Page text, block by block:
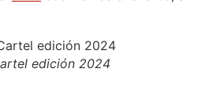
edición 2024